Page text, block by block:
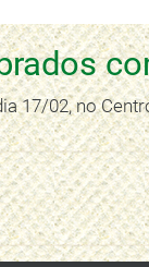
17/02, no